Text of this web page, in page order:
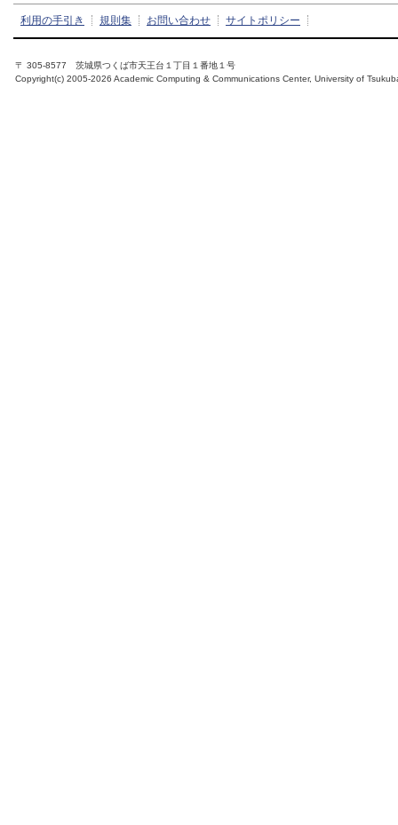
利用の手引き 規則集 お問い合わせ サイトポリシー
〒 305-8577 茨城県つくば市天王台１丁目１番地１号
Copyright(c) 2005-2026 Academic Computing & Communications Center, University of